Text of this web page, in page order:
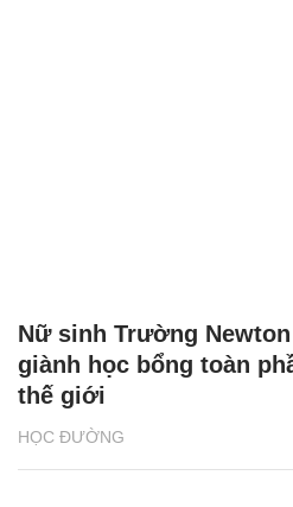
HỌC ĐƯỜNG
Nữ sinh Trường
giành học bổng toàn
thế giới